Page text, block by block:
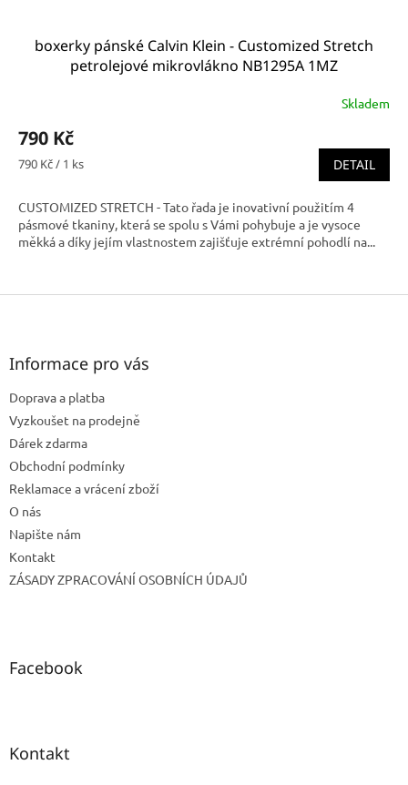
boxerky pánské Calvin Klein - Customized Stretch
petrolejové mikrovlákno NB1295A 1MZ
Skladem
790 Kč
Měrná
790 Kč / 1 ks DETAIL
CUSTOMIZED STRETCH - Tato řada je inovativní použitím 4
pásmové tkaniny, která se spolu s Vámi pohybuje a je vysoce
měkká a díky jejím vlastnostem zajišťuje extrémní pohodlí na...
Z
Informace pro vás
Doprava a platba
Vyzkoušet na prodejně
Dárek zdarma
Obchodní podmínky
Reklamace a vrácení zboží
O nás
Napište nám
Kontakt
ZÁSADY ZPRACOVÁNÍ OSOBNÍCH ÚDAJŮ
Facebook
Kontakt